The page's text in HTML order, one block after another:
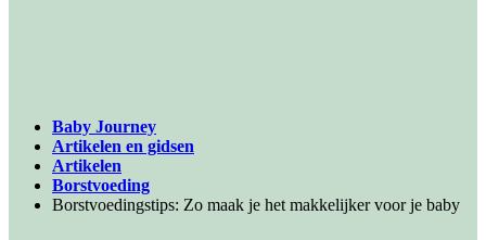
Baby Journey
Artikelen en gidsen
Artikelen
Borstvoeding
Borstvoedingstips: Zo maak je het makkelijker voor je baby